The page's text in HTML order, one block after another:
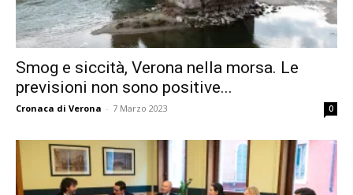
Smog e siccità, Verona nella morsa. Le
previsioni non sono positive...
Cronaca di Verona - 7 Marzo 2023 0